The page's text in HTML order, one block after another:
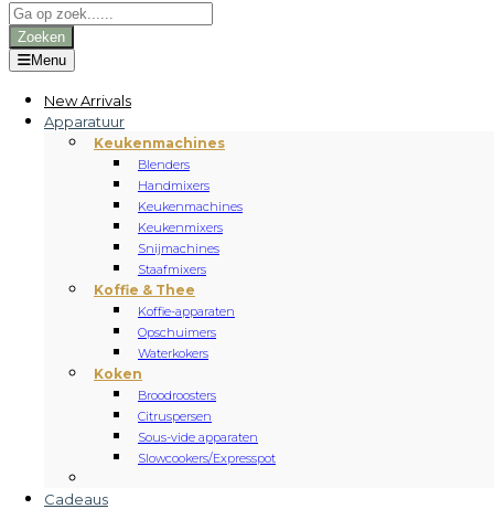
Producten
zoeken
Zoeken
Menu
New Arrivals
Apparatuur
Keukenmachines
Blenders
Handmixers
Keukenmachines
Keukenmixers
Snijmachines
Staafmixers
Koffie & Thee
Koffie-apparaten
Opschuimers
Waterkokers
Koken
Broodroosters
Citruspersen
Sous-vide apparaten
Slowcookers/Expresspot
Cadeaus